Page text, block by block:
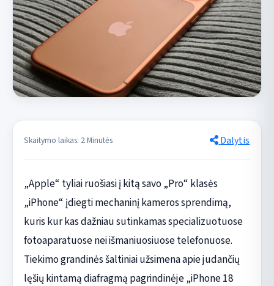
Skaitymo laikas: 2 Minutės Dalytis
„Apple“ tyliai ruošiasi į kitą savo „Pro“ klasės
„iPhone“ įdiegti mechaninį kameros sprendimą,
kuris kur kas dažniau sutinkamas specializuotuose
fotoaparatuose nei išmaniuosiuose telefonuose.
Tiekimo grandinės šaltiniai užsimena apie judančių
lęšių kintamą diafragmą pagrindinėje „iPhone 18